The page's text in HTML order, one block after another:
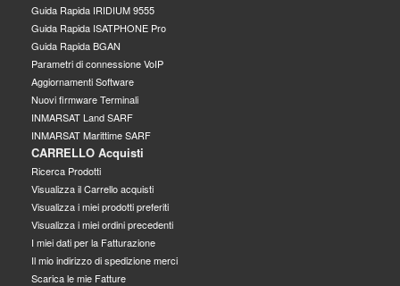
Guida Rapida IRIDIUM 9555
Guida Rapida ISATPHONE Pro
Guida Rapida BGAN
Parametri di connessione VoIP
Aggiornamenti Software
Nuovi firmware Terminali
INMARSAT Land SARF
INMARSAT Marittime SARF
CARRELLO Acquisti
Ricerca Prodotti
Visualizza il Carrello acquisti
Visualizza i miei prodotti preferiti
Visualizza i miei ordini precedenti
I miei dati per la Fatturazione
Il mio indirizzo di spedizione merci
Scarica le mie Fatture